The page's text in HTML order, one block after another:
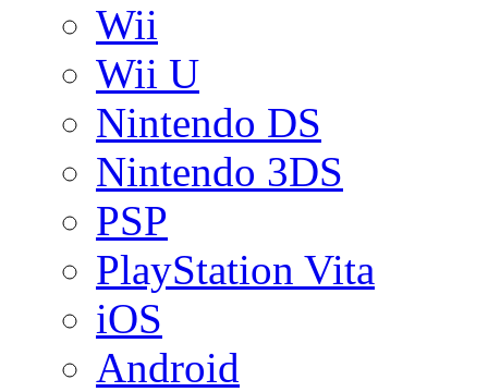
Wii
Wii U
Nintendo DS
Nintendo 3DS
PSP
PlayStation Vita
iOS
Android